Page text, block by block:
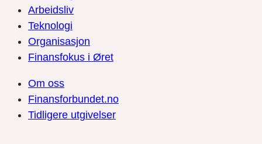
Arbeidsliv
Teknologi
Organisasjon
Finansfokus i Øret
Om oss
Finansforbundet.no
Tidligere utgivelser